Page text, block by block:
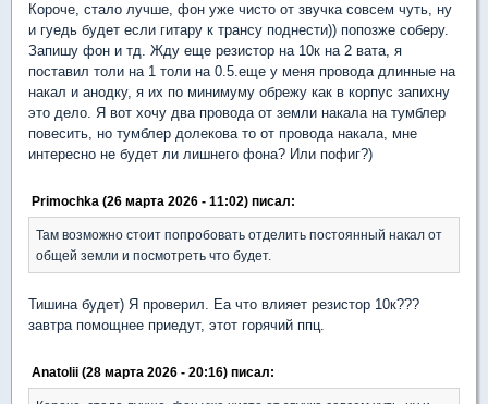
Короче, стало лучше, фон уже чисто от звучка совсем чуть, ну
и гуедь будет если гитару к трансу поднести)) попозже соберу.
Запишу фон и тд. Жду еще резистор на 10к на 2 вата, я
поставил толи на 1 толи на 0.5.еще у меня провода длинные на
накал и анодку, я их по минимуму обрежу как в корпус запихну
это дело. Я вот хочу два провода от земли накала на тумблер
повесить, но тумблер долекова то от провода накала, мне
интересно не будет ли лишнего фона? Или пофиг?)
Primochka (26 марта 2026 - 11:02) писал:
Там возможно стоит попробовать отделить постоянный накал от
общей земли и посмотреть что будет.
Тишина будет) Я проверил. Еа что влияет резистор 10к???
завтра помощнее приедут, этот горячий ппц.
Anatolii (28 марта 2026 - 20:16) писал: